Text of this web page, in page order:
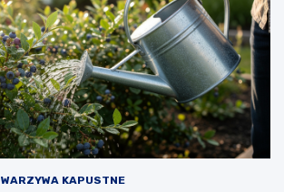
WARZYWA KAPUSTNE